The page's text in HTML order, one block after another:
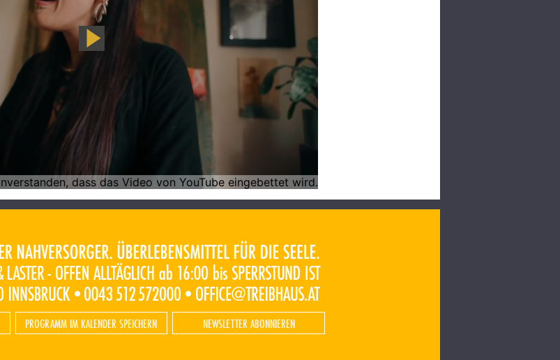
PROGRAMM IM KALENDER SPEICHERN NEWSLETTER ABONNIEREN